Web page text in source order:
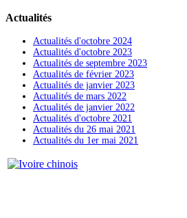
Actualités
Actualités d'octobre 2024
Actualités d'octobre 2023
Actualités de septembre 2023
Actualités de février 2023
Actualités de janvier 2023
Actualités de mars 2022
Actualités de janvier 2022
Actualités d'octobre 2021
Actualités du 26 mai 2021
Actualités du 1er mai 2021